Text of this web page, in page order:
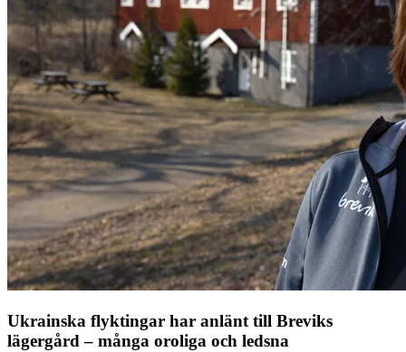
Ukrainska flyktingar har anlänt till Breviks
lägergård – många oroliga och ledsna